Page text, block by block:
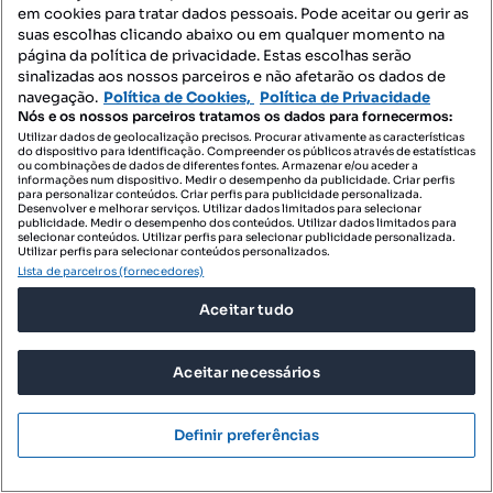
São João da Madeira, São João da Madeira, Aveiro
Preço por metro quadrado
121 m²
Andar rés do chão
Destacado
A Positiva - Mediação Imobiliária
Profissional
em cookies para tratar dados pessoais. Pode aceitar ou gerir as
suas escolhas clicando abaixo ou em qualquer momento na
página da política de privacidade. Estas escolhas serão
sinalizadas aos nossos parceiros e não afetarão os dados de
navegação. Política de Cookies, Política de Privacidade
Nós e os nossos parceiros tratamos os dados para fornecermos:
Utilizar dados de geolocalização precisos. Procurar ativamente as características
do dispositivo para identificação. Compreender os públicos através de estatísticas
ou combinações de dados de diferentes fontes. Armazenar e/ou aceder a
informações num dispositivo. Medir o desempenho da publicidade. Criar perfis
para personalizar conteúdos. Criar perfis para publicidade personalizada.
Desenvolver e melhorar serviços. Utilizar dados limitados para selecionar
publicidade. Medir o desempenho dos conteúdos. Utilizar dados limitados para
selecionar conteúdos. Utilizar perfis para selecionar publicidade personalizada.
Utilizar perfis para selecionar conteúdos personalizados.
Lista de parceiros (fornecedores)
Aceitar tudo
Aceitar necessários
Definir preferências